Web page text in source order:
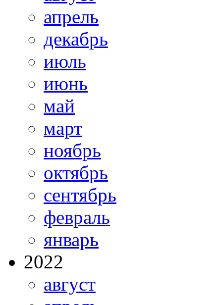
апрель
декабрь
июль
июнь
май
март
ноябрь
октябрь
сентябрь
февраль
январь
2022
август